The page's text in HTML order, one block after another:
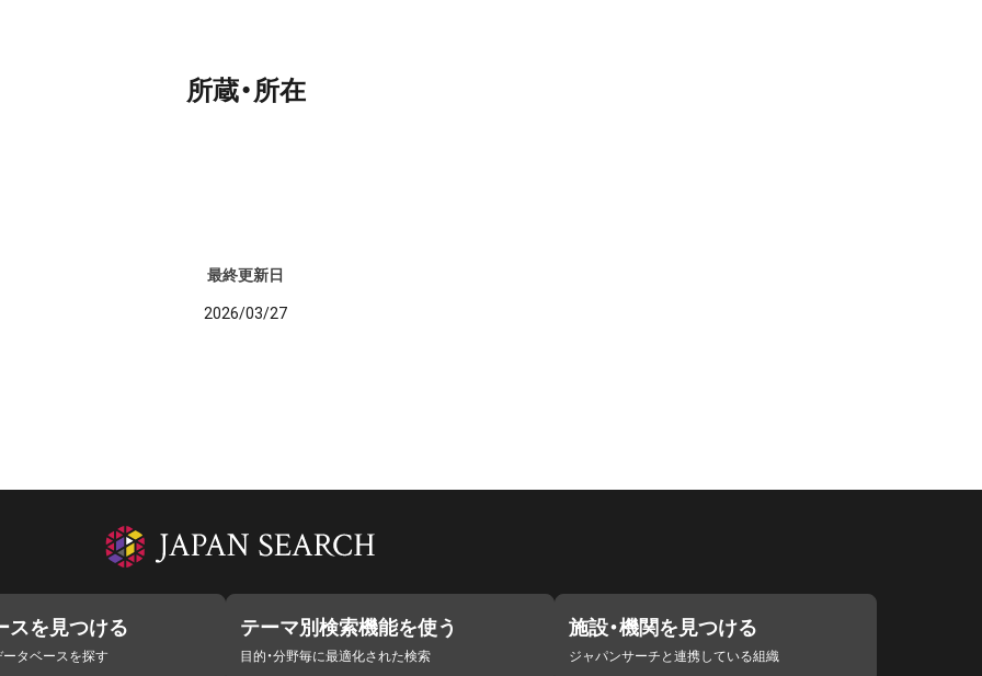
所蔵・所在
最終更新日
2026/03/27
スを見つける
タベースを探す
テーマ別検索機能を使う
目的・分野毎に最適化された検索
施設・機関を見つける
ジャパンサーチと連携している組織